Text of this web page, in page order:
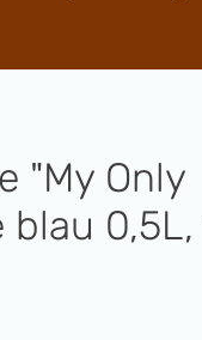
"My Only
0,5L,